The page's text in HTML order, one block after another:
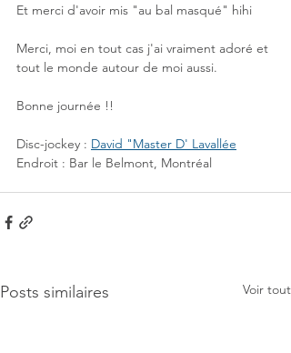
Et merci d'avoir mis "au bal masqué" hihi
Merci, moi en tout cas j'ai vraiment adoré et
tout le monde autour de moi aussi.
Bonne journée !!
Disc-jockey : David "Master D' Lavallée
Endroit : Bar le Belmont, Montréal
Posts similaires Voir tout